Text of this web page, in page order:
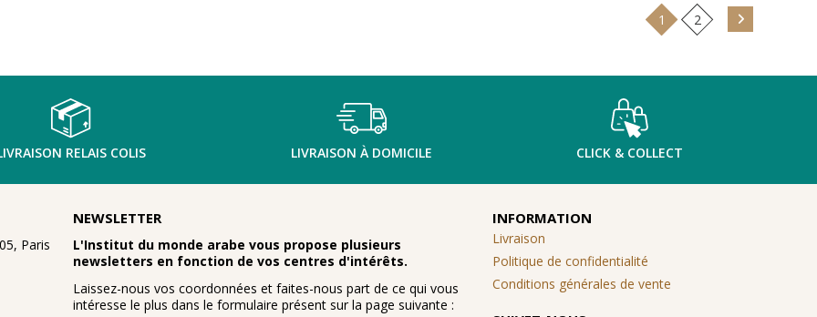
1 2
RELAIS COLIS LIVRAISON À DOMICILE CLICK & COLLECT
Paris
NEWSLETTER
L'Institut du monde arabe vous propose plusieurs
newsletters en fonction de vos centres d'intérêts.
Laissez-nous vos coordonnées et faites-nous part de ce qui vous
intéresse le plus dans le formulaire présent sur la page suivante :
INFORMATION
Livraison
Politique de confidentialité
Conditions générales de vente